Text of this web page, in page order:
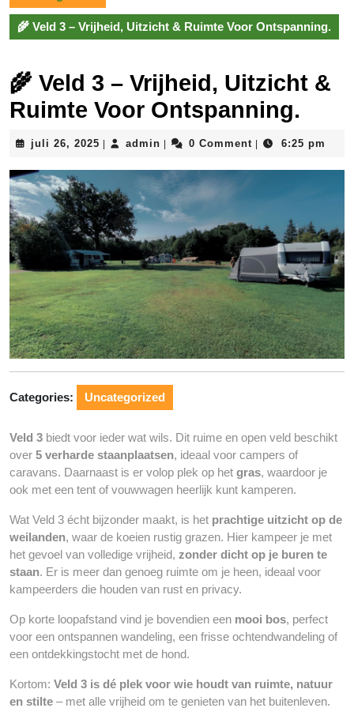
🌾 Veld 3 – Vrijheid, Uitzicht & Ruimte Voor Ontspanning.
🌾 Veld 3 – Vrijheid, Uitzicht &
Ruimte Voor Ontspanning.
juli 26, 2025 juli
2025
admin admin0 Comment 6:25 pm
Categories: Uncategorized
Veld 3 biedt voor ieder wat wils. Dit ruime en open veld beschikt
over 5 verharde staanplaatsen, ideaal voor campers of
caravans. Daarnaast is er volop plek op het gras, waardoor je
ook met een tent of vouwwagen heerlijk kunt kamperen.
Wat Veld 3 écht bijzonder maakt, is het prachtige uitzicht op de
weilanden, waar de koeien rustig grazen. Hier kampeer je met
het gevoel van volledige vrijheid, zonder dicht op je buren te
staan. Er is meer dan genoeg ruimte om je heen, ideaal voor
kampeerders die houden van rust en privacy.
Op korte loopafstand vind je bovendien een mooi bos, perfect
voor een ontspannen wandeling, een frisse ochtendwandeling of
een ontdekkingstocht met de hond.
Kortom: Veld 3 is dé plek voor wie houdt van ruimte, natuur
en stilte – met alle vrijheid om te genieten van het buitenleven.